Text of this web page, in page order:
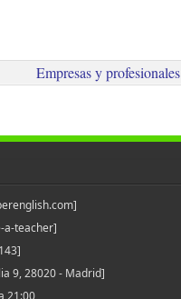
Empresas y
a-teacher]
9, 28020 - Madrid]
21:00